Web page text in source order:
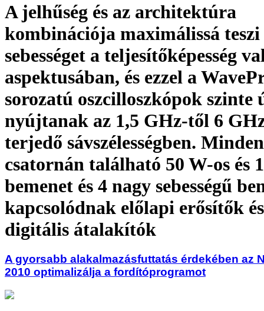
A jelhűség és az architektúra
kombinációja maximálissá teszi
sebességet a teljesítőképesség
aspektusában, és ezzel a
sorozatú oszcilloszkópok szinte
nyújtanak az 1,5 GHz-től 6
terjedő sávszélességben. Minden
csatornán található 50 W-os és
bemenet és 4 nagy sebességű
kapcsolódnak előlapi erősítők
digitális átalakítók
A gyorsabb alakalmazásfuttatás érdekében az
2010 optimalizálja a fordítóprogramot